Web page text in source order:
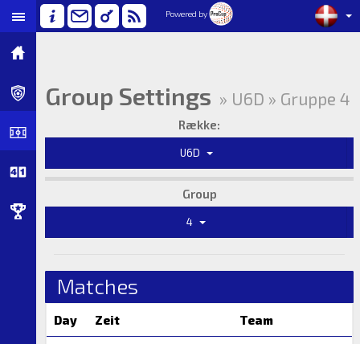
Powered by
Group Settings » U6D » Gruppe 4
Række:
U6D
Group
4
Matches
Day Zeit Team